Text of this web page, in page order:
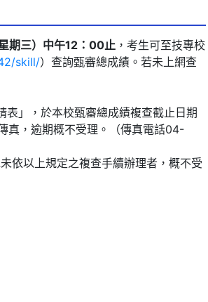
期三）中午12：00止，考生可至技專校
skill/）查詢甄審總成績。若未上網查
」，於本校甄審總成績複查截止日期
真，逾期概不受理。（傳真電話04-
依以上規定之複查手續辦理者，概不受